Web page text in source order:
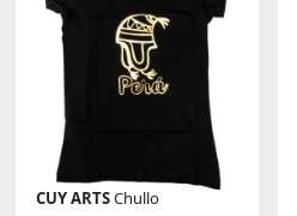
CUY ARTSChullo